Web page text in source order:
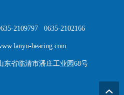
2109797 0635-2102166
bearing.com
东省临清市潘庄工业园68号